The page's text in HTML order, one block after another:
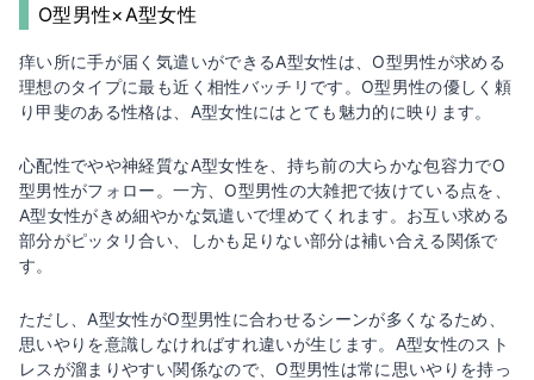
O型男性×A型女性
痒い所に手が届く気遣いができるA型女性は、O型男性が求める
理想のタイプに最も近く相性バッチリです。O型男性の優しく頼
り甲斐のある性格は、A型女性にはとても魅力的に映ります。
心配性でやや神経質なA型女性を、持ち前の大らかな包容力でO
型男性がフォロー。一方、O型男性の大雑把で抜けている点を、
A型女性がきめ細やかな気遣いで埋めてくれます。お互い求める
部分がピッタリ合い、しかも足りない部分は補い合える関係で
す。
ただし、A型女性がO型男性に合わせるシーンが多くなるため、
思いやりを意識しなければすれ違いが生じます。A型女性のスト
レスが溜まりやすい関係なので、O型男性は常に思いやりを持っ